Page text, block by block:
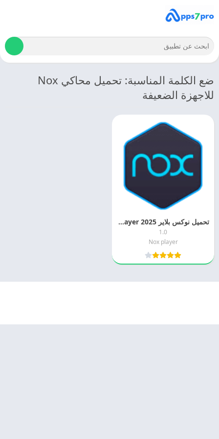
ضع الكلمة المناسبة: تحميل محاكي Nox
للاجهزة الضعيفة
تحميل نوكس بلاير 2025 Nox Player مجانا
1.0
Nox player